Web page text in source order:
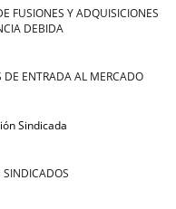
FUSIONES Y ADQUISICIONES
DEBIDA
DE ENTRADA AL MERCADO
Sindicada
SINDICADOS